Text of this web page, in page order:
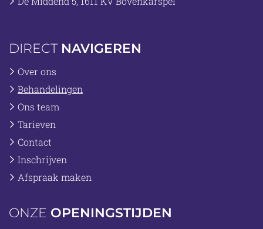
DIRECT NAVIGEREN
Over ons
Behandelingen
Ons team
Tarieven
Contact
Inschrijven
Afspraak maken
ONZE OPENINGSTIJDEN